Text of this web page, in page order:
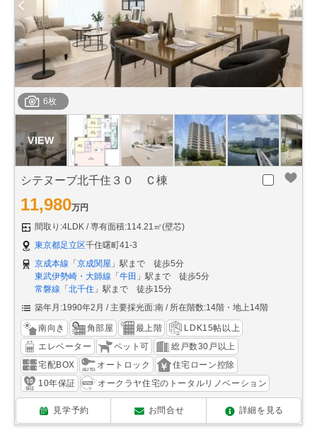
6枚
シテヌーブ北千住３０ Ｃ棟
11,980万円
間取り:4LDK
専有面積:114.21㎡(壁芯)
東京都足立区千住曙町41-3
京成本線 「 京成関屋 」駅まで 徒歩5分
東武伊勢崎・大師線 「 牛田 」駅まで 徒歩5分
常磐線 「 北千住 」駅まで 徒歩15分
築年月:1990年2月
主要採光面:南 所在階数:14階・地上14階
南向き 角部屋 最上階
LDK15帖以上
エレベーター
ペット可
総戸数30戸以上
宅配BOX
オートロック
住宅ローン控除
10年保証
オークラヤ住宅のトータルリノベーション
見学予約 お問合せ 詳細を見る